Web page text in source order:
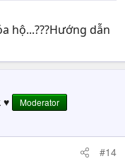
hộ...???Hướng dẫn
♥
Moderator
#14